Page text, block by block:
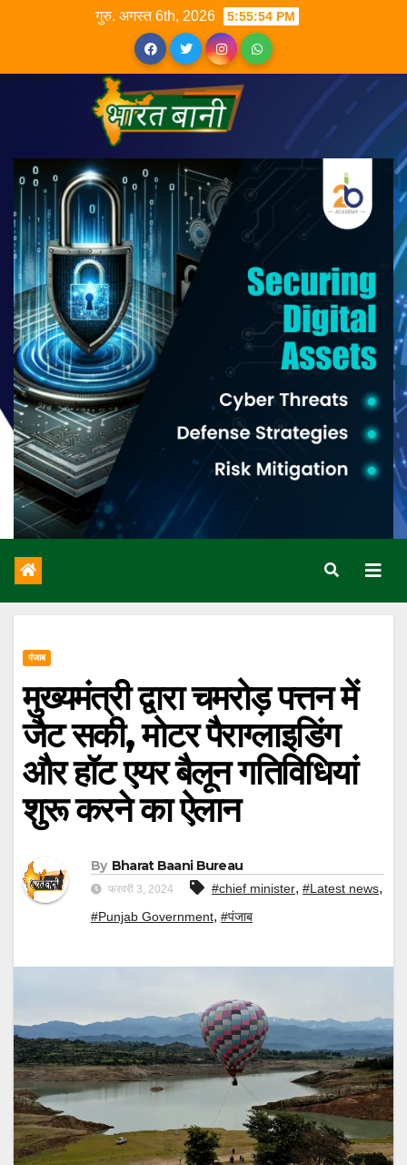
गुरु. अगस्त 6th, 2026 5:55:54 PM
पंजाब
मुख्यमंत्री द्वारा चमरोड़ पत्तन में
जैट सकी, मोटर पैराग्लाइडिंग
और हॉट एयर बैलून गतिविधियां
शुरू करने का ऐलान
By Bharat Baani Bureau
फरवरी 3, 2024 #chief minister, #Latest news,
#Punjab Government, #पंजाब